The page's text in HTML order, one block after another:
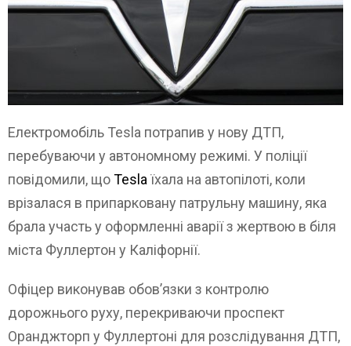
Електромобіль Tesla потрапив у нову ДТП,
перебуваючи у автономному режимі. У поліції
повідомили, щоTeslaїхала на автопілоті, коли
врізалася в припарковану патрульну машину, яка
брала участь у оформленні аварії з жертвою в біля
міста Фуллертон у Каліфорнії.
Офіцер виконував обов’язки з контролю
дорожнього руху, перекриваючи проспект
Оранджторп у Фуллертоні для розслідування ДТП,